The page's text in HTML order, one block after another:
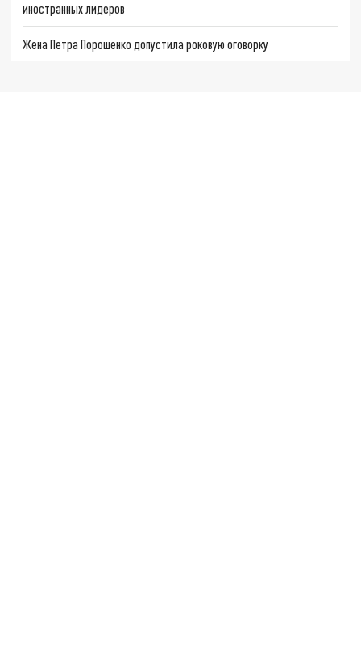
иностранных лидеров
Жена Петра Порошенко допустила роковую оговорку